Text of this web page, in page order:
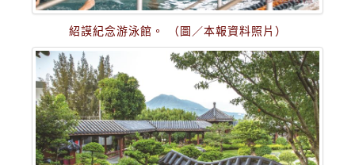
紹謨紀念游泳館。 （圖／本報資料照片）